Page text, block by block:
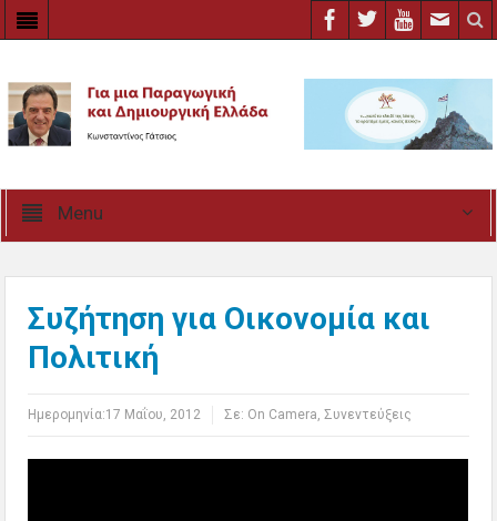
Menu
Συζήτηση για Οικονομία και
Πολιτική
Ημερομηνία:17 Μαΐου, 2012 Σε: Οn Camera,Συνεντεύξεις